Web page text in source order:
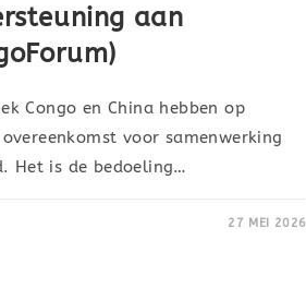
aan
Congo en China hebben op
voor samenwerking
Het is de bedoeling…
27 MEI 2026